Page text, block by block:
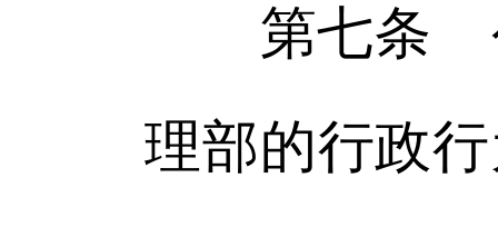
第七条 公
理部的行政